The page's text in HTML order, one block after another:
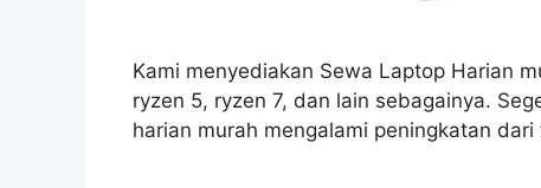
Kami menyediakan Sewa Laptop Harian
ryzen 5, ryzen 7, dan lain sebagainya.
harian murah mengalami peningkatan